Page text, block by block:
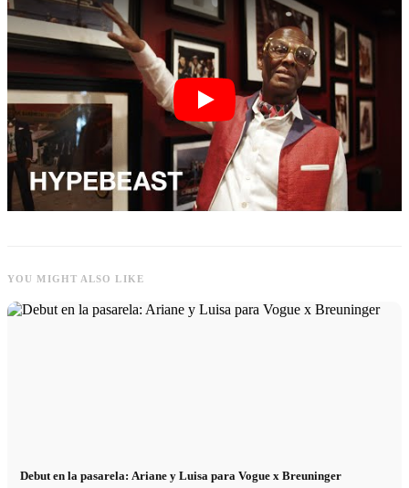
YOU MIGHT ALSO LIKE
Debut en la pasarela: Ariane y Luisa para Vogue x Breuninger